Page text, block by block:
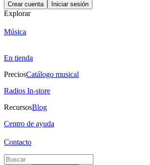
Crear cuenta Iniciar sesión
Explorar
Música
En tienda
PreciosCatálogo musical
Radios In-store
RecursosBlog
Centro de ayuda
Contacto